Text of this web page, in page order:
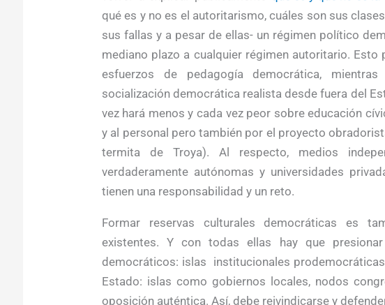
qué es y no es el autoritarismo, cuáles son sus
sus fallas y a pesar de ellas- un régimen político
mediano plazo a cualquier régimen autoritario. Esto
esfuerzos de pedagogía democrática,
socialización democrática realista desde fuera del
vez hará menos y cada vez peor sobre educación
y al personal pero también por el proyecto
termita de Troya). Al respecto, medios
verdaderamente autónomas y universidades
tienen una responsabilidad y un reto.
Formar reservas culturales democráticas es
existentes. Y con todas ellas hay que
democráticos: islas institucionales
Estado: islas como gobiernos locales, nodos
oposición auténtica. Así, debe reivindicarse y